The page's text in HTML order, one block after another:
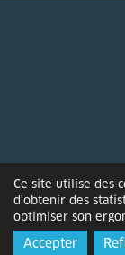
Ce site utilise des
d'obtenir des
optimiser son
Accepter